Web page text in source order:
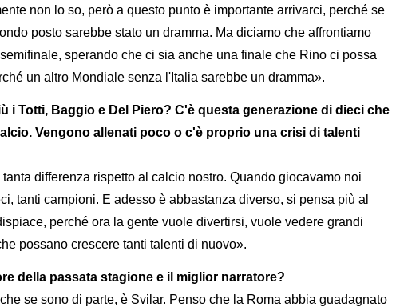
non lo so, però a questo punto è importante arrivarci, perché se
posto sarebbe stato un dramma. Ma diciamo che affrontiamo
sperando che ci sia anche una finale che Rino ci possa
un altro Mondiale senza l'Italia sarebbe un dramma».
i Totti, Baggio e Del Piero? C'è questa generazione di dieci che
Vengono allenati poco o c'è proprio una crisi di talenti
differenza rispetto al calcio nostro. Quando giocavamo noi
tanti campioni. E adesso è abbastanza diverso, si pensa più al
perché ora la gente vuole divertirsi, vuole vedere grandi
possano crescere tanti talenti di nuovo».
della passata stagione e il miglior narratore?
se sono di parte, è Svilar. Penso che la Roma abbia guadagnato